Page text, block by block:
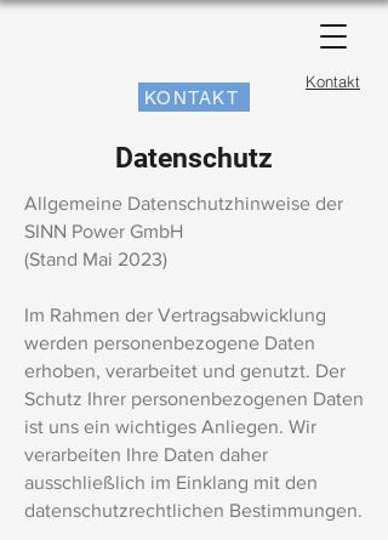
KONTAKT
Kontakt
Datenschutz
Allgemeine Datenschutzhinweise der
SINN Power GmbH
(Stand Mai 2023)
Im Rahmen der Vertragsabwicklung
werden personenbezogene Daten
erhoben, verarbeitet und genutzt. Der
Schutz Ihrer personenbezogenen Daten
ist uns ein wichtiges Anliegen. Wir
verarbeiten Ihre Daten daher
ausschließlich im Einklang mit den
datenschutzrechtlichen Bestimmungen.